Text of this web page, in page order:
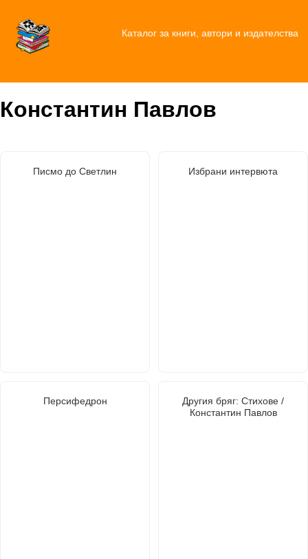
Каталог за книги, автори и издателства
Константин Павлов
Писмо до Светлин Избрани интервюта
Персифедрон
Другия бряг: Стихове /
Константин Павлов